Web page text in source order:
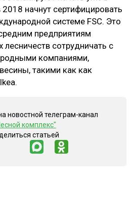
начнут сертифицировать
системе FSC. Это
предприятиям
сотрудничать с
компаниями,
такими как как
новостной телеграм-канал
комплекс"
статьей